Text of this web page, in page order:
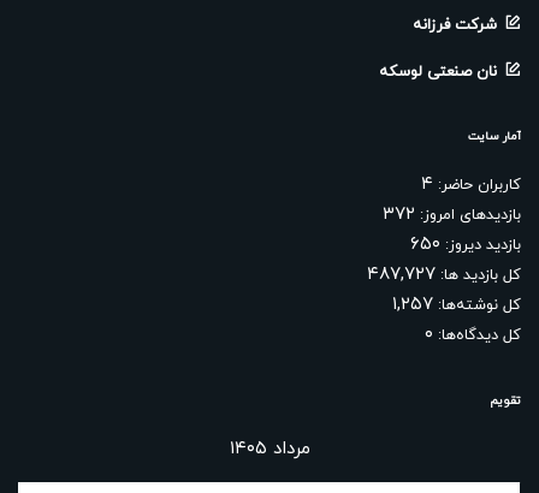
شرکت فرزانه
نان صنعتی لوسکه
آمار سایت
کاربران حاضر: ۴
بازدیدهای امروز: ۳۷۲
بازدید دیروز: ۶۵۰
کل بازدید ها: ۴۸۷,۷۲۷
کل نوشته‌ها: ۱,۲۵۷
کل دیدگاه‌ها: ۰
تقویم
مرداد ۱۴۰۵